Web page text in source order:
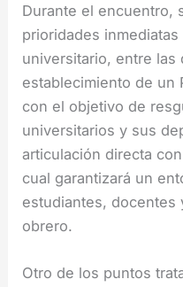
Durante el encuentro,
prioridades
universitario, entre las
establecimiento de un
con el objetivo de
universitarios y sus
articulación directa
cual garantizará un
estudiantes, docentes
obrero.
Otro de los puntos